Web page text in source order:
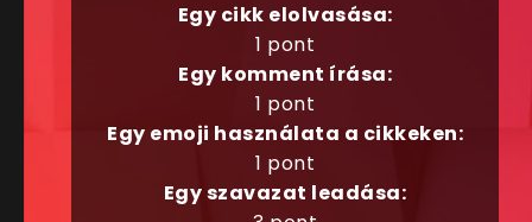
Egy cikk elolvasása:
1 pont
Egy komment írása:
1 pont
Egy emoji használata a cikkeken:
1 pont
Egy szavazat leadása: